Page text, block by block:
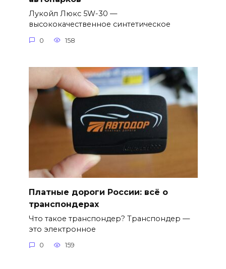
Лукойл Люкс 5W-30 —
высококачественное синтетическое
0 158
Платные дороги России: всё о
транспондерах
Что такое транспондер? Транспондер —
это электронное
0 159